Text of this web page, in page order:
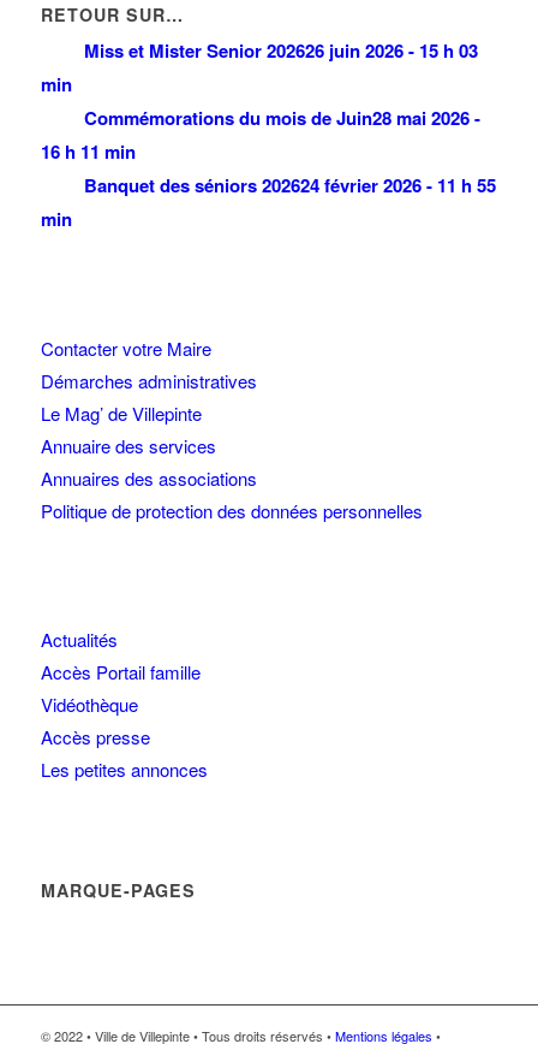
RETOUR SUR…
Miss et Mister Senior 202626 juin 2026 - 15 h 03
min
Commémorations du mois de Juin28 mai 2026 -
16 h 11 min
Banquet des séniors 202624 février 2026 - 11 h 55
min
Contacter votre Maire
Démarches administratives
Le Mag’ de Villepinte
Annuaire des services
Annuaires des associations
Politique de protection des données personnelles
Actualités
Accès Portail famille
Vidéothèque
Accès presse
Les petites annonces
MARQUE-PAGES
© 2022 • Ville de Villepinte • Tous droits réservés •Mentions légales •